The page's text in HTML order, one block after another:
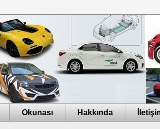
Okunası Hakkında